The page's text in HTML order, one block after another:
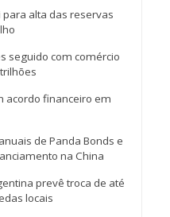
alta das reservas
seguido com comércio
acordo financeiro em
de Panda Bonds e
na China
prevê troca de até
locais